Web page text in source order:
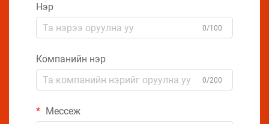
Нэр
0/100
Компанийн нэр
0/200
Мессеж